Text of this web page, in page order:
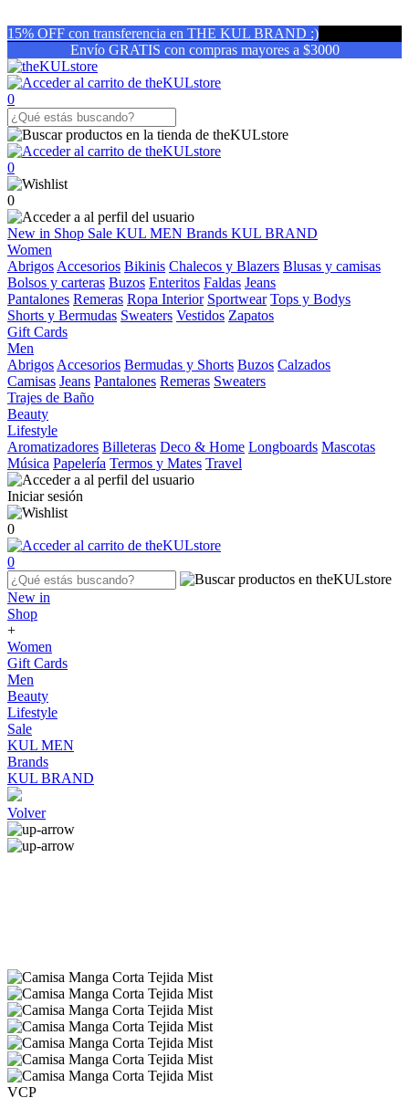
15% OFF con transferencia en THE KUL BRAND :)
Envío GRATIS con compras mayores a $3000
0
0
0
New in Shop Sale KUL MEN Brands KUL BRAND
Women
Abrigos Accesorios Bikinis Chalecos y Blazers Blusas y camisas
Bolsos y carteras Buzos Enteritos Faldas Jeans
Pantalones Remeras Ropa Interior Sportwear Tops y Bodys
Shorts y Bermudas Sweaters Vestidos Zapatos
Gift Cards
Men
Abrigos Accesorios Bermudas y Shorts Buzos Calzados
Camisas Jeans Pantalones Remeras Sweaters
Trajes de Baño
Beauty
Lifestyle
Aromatizadores Billeteras Deco & Home Longboards Mascotas
Música Papelería Termos y Mates Travel
Iniciar sesión
0
0
New in
Shop
+
Women
Gift Cards
Men
Beauty
Lifestyle
Sale
KUL MEN
Brands
KUL BRAND
Volver
VCP